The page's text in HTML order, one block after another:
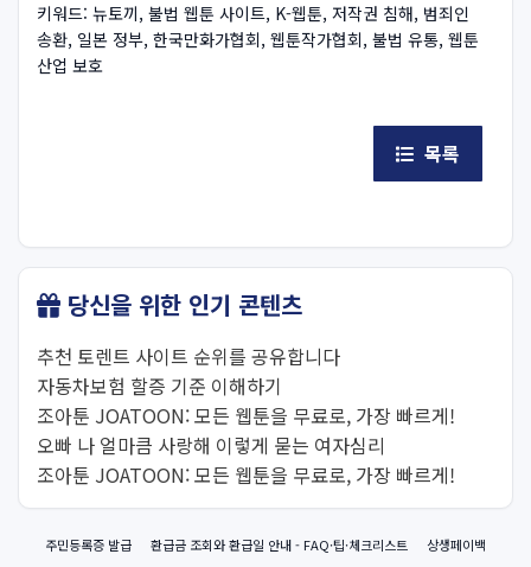
키워드: 뉴토끼, 불법 웹툰 사이트, K-웹툰, 저작권 침해, 범죄인
송환, 일본 정부, 한국만화가협회, 웹툰작가협회, 불법 유통, 웹툰
산업 보호
목록
당신을 위한 인기 콘텐츠
추천 토렌트 사이트 순위를 공유합니다
자동차보험 할증 기준 이해하기
조아툰 JOATOON: 모든 웹툰을 무료로, 가장 빠르게!
오빠 나 얼마큼 사랑해 이렇게 묻는 여자심리
조아툰 JOATOON: 모든 웹툰을 무료로, 가장 빠르게!
주민등록증 발급 환급금 조회와 환급일 안내 - FAQ·팁·체크리스트 상생페이백